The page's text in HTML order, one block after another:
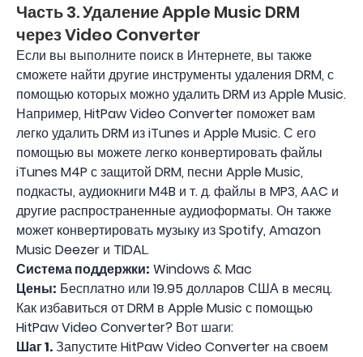
Часть 3. Удаление Apple Music DRM
через Video Converter
Если вы выполните поиск в Интернете, вы также
сможете найти другие инструменты удаления DRM, с
помощью которых можно удалить DRM из Apple Music.
Например, HitPaw Video Converter поможет вам
легко удалить DRM из iTunes и Apple Music. С его
помощью вы можете легко конвертировать файлы
iTunes M4P с защитой DRM, песни Apple Music,
подкасты, аудиокниги M4B и т. д. файлы в MP3, AAC и
другие распространенные аудиоформаты. Он также
может конвертировать музыку из Spotify, Amazon
Music Deezer и TIDAL.
Система поддержки: Windows & Mac
Цены: Бесплатно или 19.95 долларов США в месяц.
Как избавиться от DRM в Apple Music с помощью
HitPaw Video Converter? Вот шаги:
Шаг 1.Запустите HitPaw Video Converter на своем